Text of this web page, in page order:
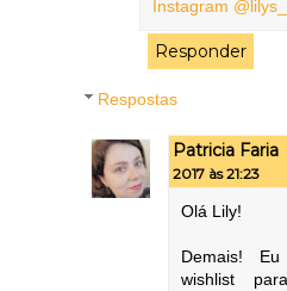
Instagram
Responder
Respostas
Patricia Faria
2017 às 21:23
Olá Lily!
Demais!
wishlist